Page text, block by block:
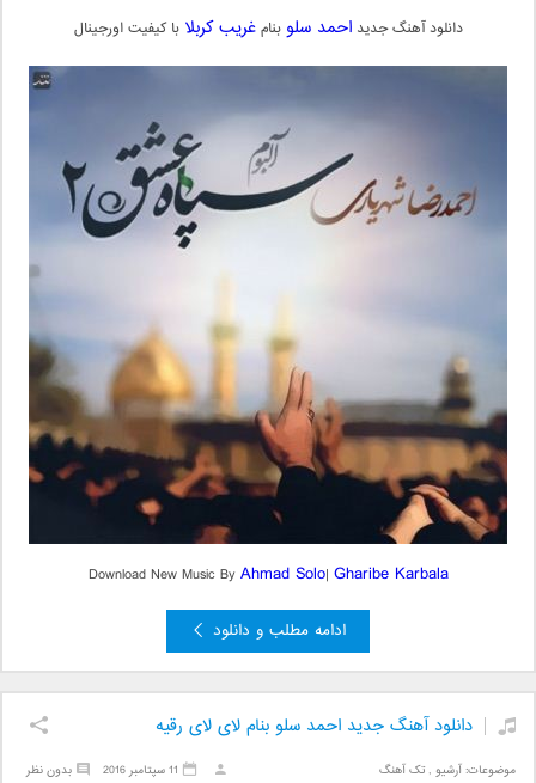
دانلود آهنگ جدیداحمد سلوبنامغریب کربلا با کیفیت اورجینال
Download New Music ByAhmad Solo| Gharibe Karbala
ادامه مطلب و دانلود
دانلود آهنگ جدید احمد سلو بنام لای لای رقیه
موضوعات:آرشیو ,تک آهنگ بدون نظر 11 سپتامبر 2016